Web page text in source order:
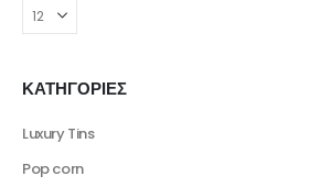
ΚΑΤΗΓΟΡΙΕΣ
Luxury Tins
Pop corn